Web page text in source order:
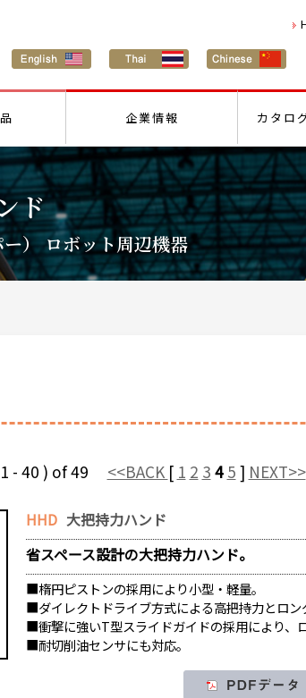
企業情報 カタロ
ド
） ロボット周辺機器
- 40 ) of 49 <<BACK [ 1 2 3 4 5 ] NEXT>>
HHD 大把持力ハンド
省スペース設計の大把持力ハンド。
■楕円ピストンの採用により小型・軽量。
■ダイレクトドライブ方式による高把持力とロン
■衝撃に強いT型スライドガイドの採用により、
■耐切削油センサにも対応。